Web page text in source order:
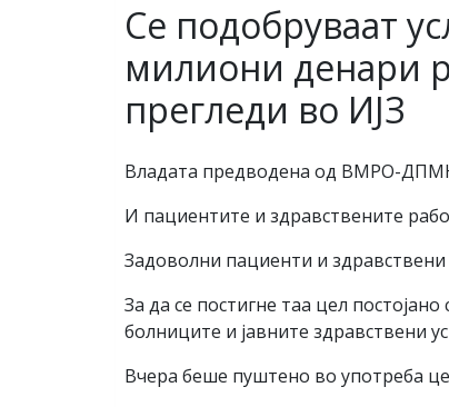
Се подобруваат
милиони денари
прегледи во ИЈЗ
Владата предводена од ВМРО-
И пациентите и здравствените
Задоволни пациенти и
За да се постигне таа цел
болниците и јавните здравствени
Вчера беше пуштено во употреба